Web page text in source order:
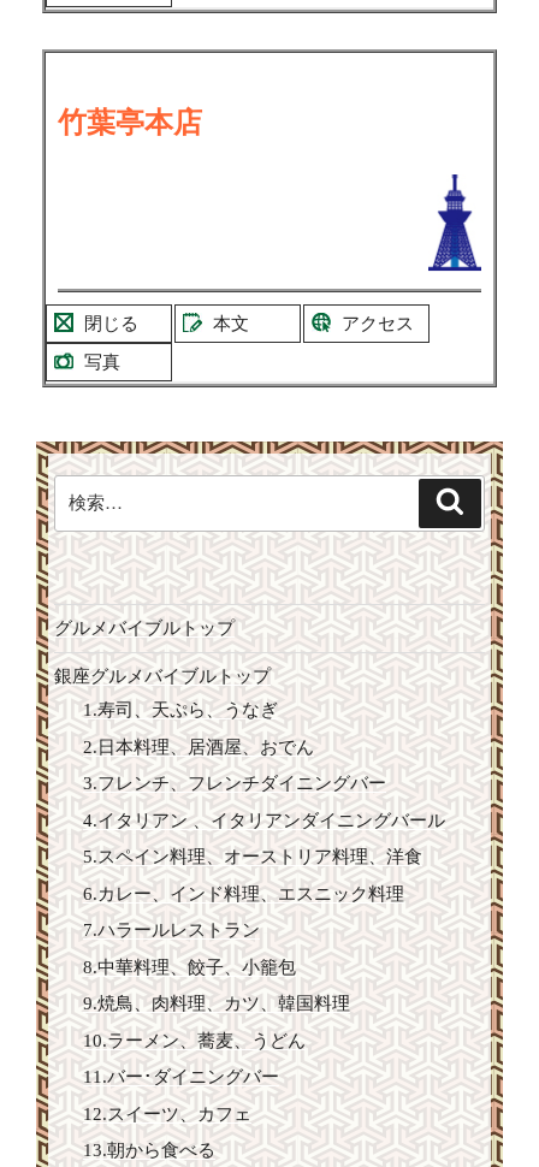
竹葉亭本店
閉じる 本文
アクセス
写真
検
索:
グルメバイブルトップ
銀座グルメバイブルトップ
1.寿司、天ぷら、うなぎ
2.日本料理、居酒屋、おでん
3.フレンチ、フレンチダイニングバー
4.イタリアン 、イタリアンダイニングバール
5.スペイン料理、オーストリア料理、洋食
6.カレー、インド料理、エスニック料理
7.ハラールレストラン
8.中華料理、餃子、小籠包
9.焼鳥、肉料理、カツ、韓国料理
10.ラーメン、蕎麦、うどん
11.バー･ダイニングバー
12.スイーツ、カフェ
13.朝から食べる